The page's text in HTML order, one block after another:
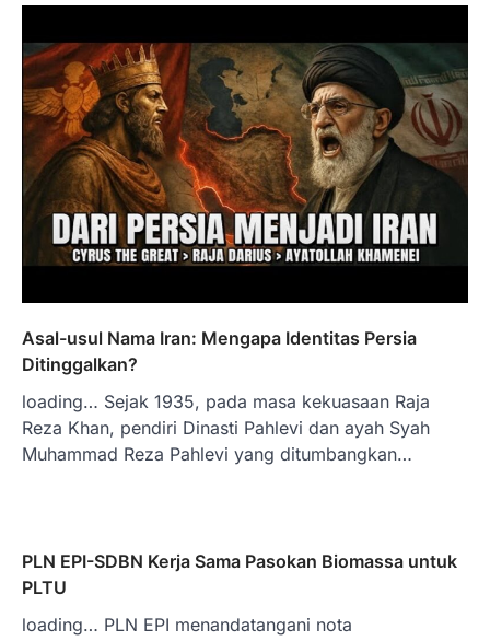
Asal-usul Nama Iran: Mengapa Identitas Persia
Ditinggalkan?
loading… Sejak 1935, pada masa kekuasaan Raja
Reza Khan, pendiri Dinasti Pahlevi dan ayah Syah
Muhammad Reza Pahlevi yang ditumbangkan…
PLN EPI-SDBN Kerja Sama Pasokan Biomassa untuk
PLTU
loading… PLN EPI menandatangani nota